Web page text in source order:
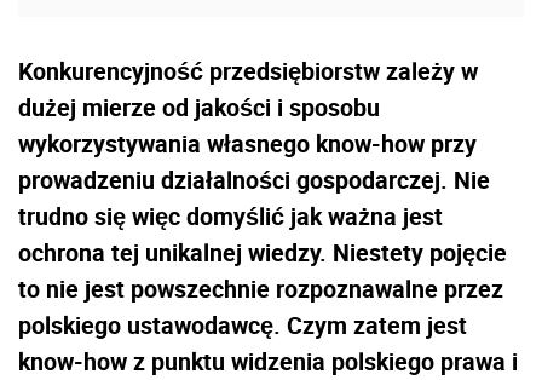
Konkurencyjność przedsiębiorstw zależy w
dużej mierze od jakości i sposobu
wykorzystywania własnego know-how przy
prowadzeniu działalności gospodarczej. Nie
trudno się więc domyślić jak ważna jest
ochrona tej unikalnej wiedzy. Niestety pojęcie
to nie jest powszechnie rozpoznawalne przez
polskiego ustawodawcę. Czym zatem jest
know-how z punktu widzenia polskiego prawa i